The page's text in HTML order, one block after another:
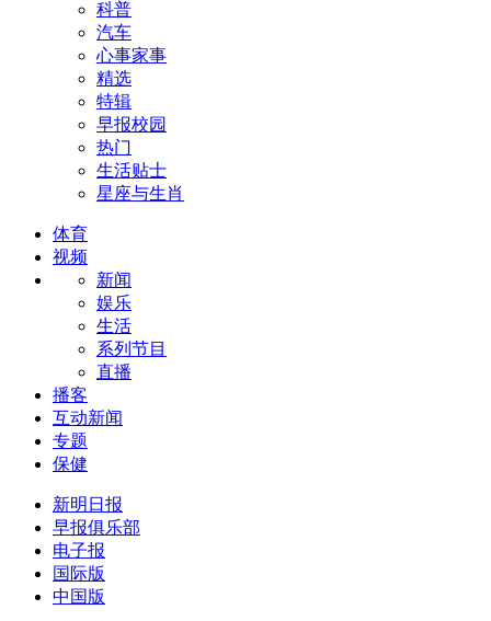
科普
汽车
心事家事
精选
特辑
早报校园
热门
生活贴士
星座与生肖
体育
视频
新闻
娱乐
生活
系列节目
直播
播客
互动新闻
专题
保健
新明日报
早报俱乐部
电子报
国际版
中国版